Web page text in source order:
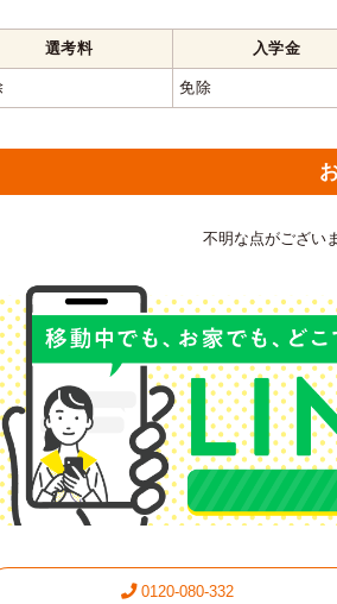
選考料 入学金
免除
不明な点がござい
0120-080-332